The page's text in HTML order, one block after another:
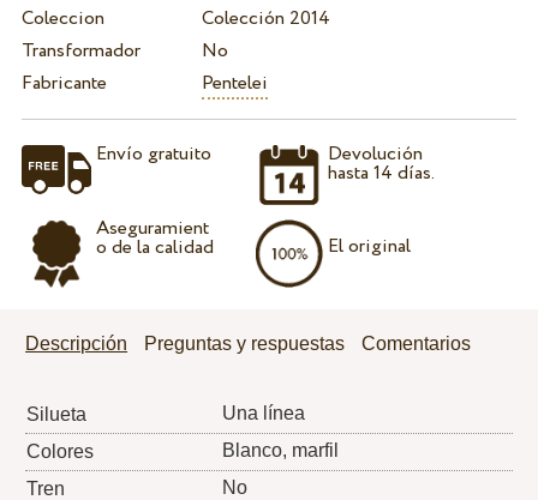
Coleccion
Colección 2014
Transformador
No
Fabricante
Pentelei
Envío gratuito
Aseguramient
o de la calidad
Devolución
hasta 14 días.
El original
Descripción Preguntas y respuestas Comentarios
Silueta
Una línea
Colores
Blanco, marfil
Tren
No